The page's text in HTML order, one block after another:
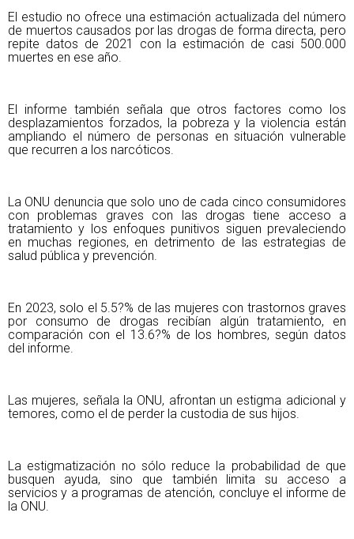
El estudio no ofrece una estimación actualizada del número
de muertos causados por las drogas de forma directa, pero
repite datos de 2021 con la estimación de casi 500.000
muertes en ese año.
El informe también señala que otros factores como los
desplazamientos forzados, la pobreza y la violencia están
ampliando el número de personas en situación vulnerable
que recurren a los narcóticos.
La ONU denuncia que solo uno de cada cinco consumidores
con problemas graves con las drogas tiene acceso a
tratamiento y los enfoques punitivos siguen prevaleciendo
en muchas regiones, en detrimento de las estrategias de
salud pública y prevención.
En 2023, solo el 5.5?% de las mujeres con trastornos graves
por consumo de drogas recibían algún tratamiento, en
comparación con el 13.6?% de los hombres, según datos
del informe.
Las mujeres, señala la ONU, afrontan un estigma adicional y
temores, como el de perder la custodia de sus hijos.
La estigmatización no sólo reduce la probabilidad de que
busquen ayuda, sino que también limita su acceso a
servicios y a programas de atención, concluye el informe de
la ONU.